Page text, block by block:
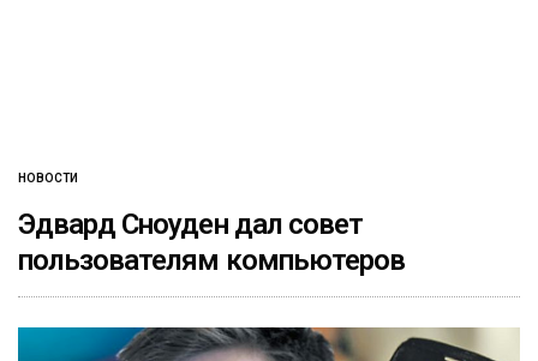
НОВОСТИ
Эдвард Сноуден дал совет
пользователям компьютеров